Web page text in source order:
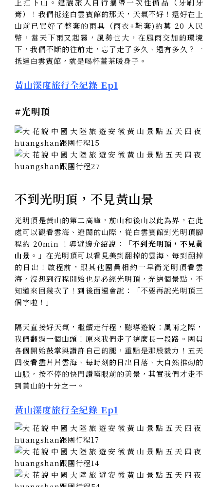
上扛下山。 建議旅人自行攜帶一次性備品（牙刷牙
膏）！ 我們抵達白雲賓館的那天，天氣不好！還好在上
山前已買好了整套的雨具（雨衣+鞋套)約莫 20 人民
幣，當天下雨又起霧，風勢也大，在風雨交加的環境
下，我們不斷的往前走，忘了走了多久、還有多久？一
抵達白雲賓館，就是喝杯薑茶暖身子。
黃山深度旅行全紀錄 Ep1
#光明頂
不到光明頂，不見黃山景
光明頂是黃山的第二高峰，前山和後山以此為界，在此
處可以觀看雲海、遼闊的山際， 從白雲賓館到光明頂腳
程約 20min ！導遊邊介紹說：
「不到光明頂，不見黃
山景。」 在光明頂可以看見美到翻掉的雲海、每到翻掉
的日出！啟程前，跟其他團員相約一早衝光明頂看雲
海，沒想到行程開始也是必經光明頂，光這個景點，不
知道來回幾次了！到後面還會說：「不要再說光明頂三
個字啦！」
隔天直接好天氣，繼續走行程，聽導遊說：風雨之際，
我們翻過一個山頭！原來我們走了這麼長一段路。團員
各個開始鼓掌與讚許自己的腿，重點是那股毅力！五天
四夜看盡片片雲海、每時刻的日出日落、大自然推砌的
山脈，按不停的快門讚嘆眼前的美景，其實我們才走不
到黃山的十分之一。
黃山深度旅行全紀錄 Ep1